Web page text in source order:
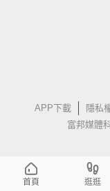
APP下載 隱私
富邦媒體
首頁 逛逛